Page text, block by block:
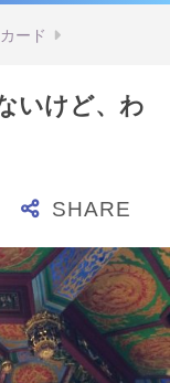
ード
いけど、わ